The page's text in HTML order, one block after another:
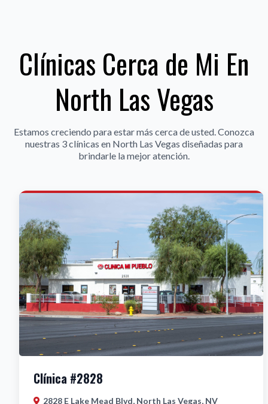
Clínicas Cerca de Mi En
North Las Vegas
Estamos creciendo para estar más cerca de usted. Conozca
nuestras 3 clínicas en North Las Vegas diseñadas para
brindarle la mejor atención.
Clínica #2828
2828 E Lake Mead Blvd, North Las Vegas, NV